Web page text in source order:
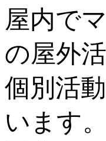
屋内で
の屋外
個別活
います。